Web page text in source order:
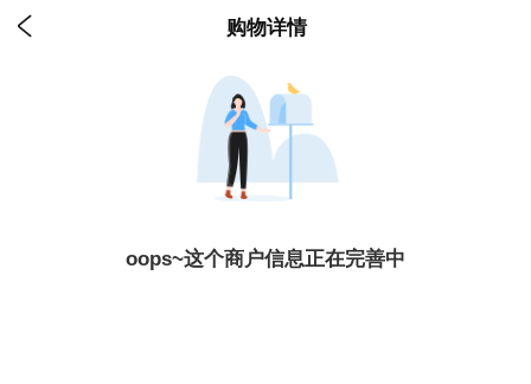
 购物详情
oops~这个商户信息正在完善中